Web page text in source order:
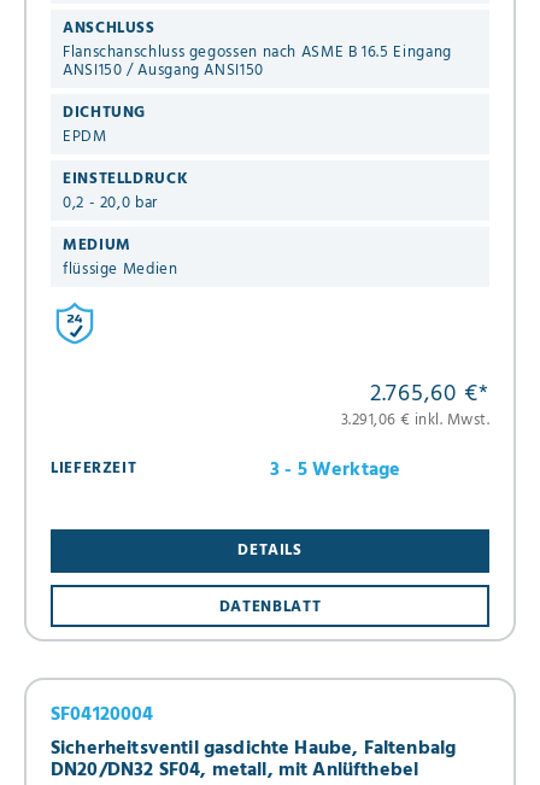
ANSCHLUSS
Flanschanschluss gegossen nach ASME B 16.5 Eingang
ANSI150 / Ausgang ANSI150
DICHTUNG
EPDM
EINSTELLDRUCK
0,2 - 20,0 bar
MEDIUM
flüssige Medien
2.765,60 €*
3.291,06 € inkl. Mwst.
LIEFERZEIT
3 - 5 Werktage
DETAILS
DATENBLATT
Sicherheitsventil gasdichte Haube, Faltenbalg
DN20/DN32 SF04, metall, mit Anlüfthebel
SF04120004